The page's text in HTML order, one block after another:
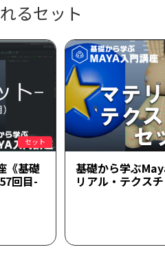
るセット
セット
《基礎
回目-
基礎から学ぶ
リアル・テクス